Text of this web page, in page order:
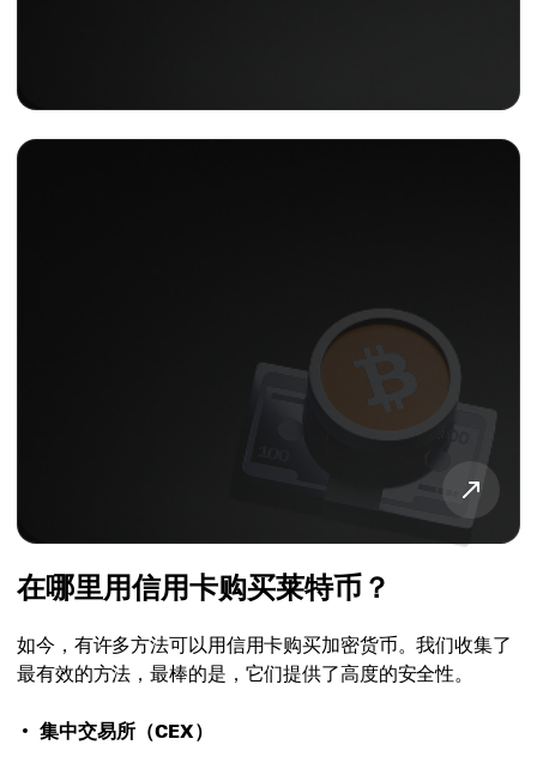
在哪里用信用卡购买莱特币？
如今，有许多方法可以用信用卡购买加密货币。我们收集了
最有效的方法，最棒的是，它们提供了高度的安全性。
集中交易所（CEX）